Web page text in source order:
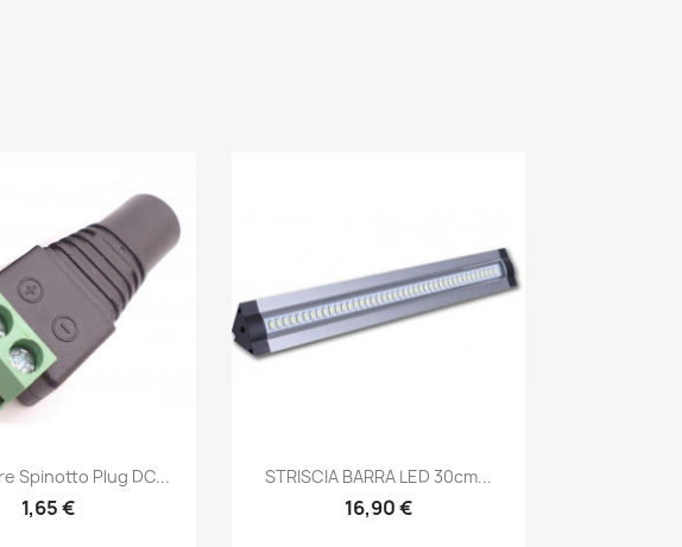
Snabbvy
Spinotto Plug DC...
1,65 €
Snabbvy
STRISCIA BARRA LED 30cm...
16,90 €